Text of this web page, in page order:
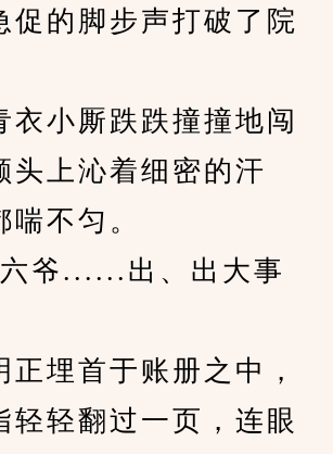
的脚步声打破了院
小厮跌跌撞撞地闯
头上沁着细密的汗
不匀。
......出、出大事
埋首于账册之中，
轻轻翻过一页，连眼